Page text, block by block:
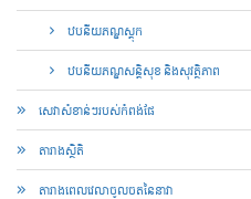
ឋបនីយភណ្ឌស្តុក
ឋបនីយភណ្ឌសន្តិសុខ និងសុវត្ថិភាព
សេវាសំខាន់ៗរបស់កំពង់ផែ
តារាងស្ថិតិ
តារាង​ពេល​វេលា​ចូល​ចត​នៃ​នាវា